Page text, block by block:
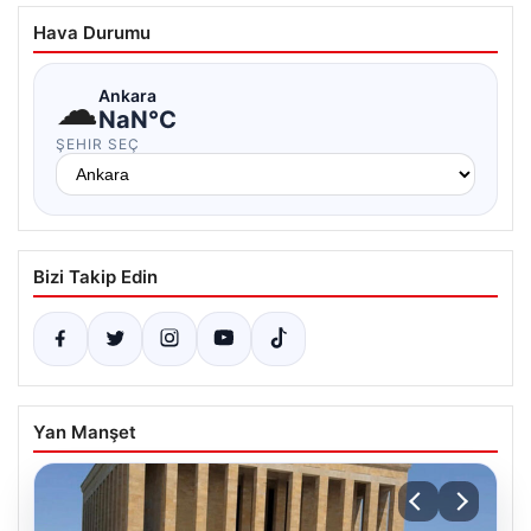
Hava Durumu
☁Ankara
NaN°C
ŞEHIR SEÇ
Bizi Takip Edin
Yan Manşet